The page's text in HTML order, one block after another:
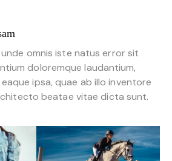
omnis iste natus error sit
doloremque laudantium,
ipsa, quae ab illo inventore
beatae vitae dicta sunt.